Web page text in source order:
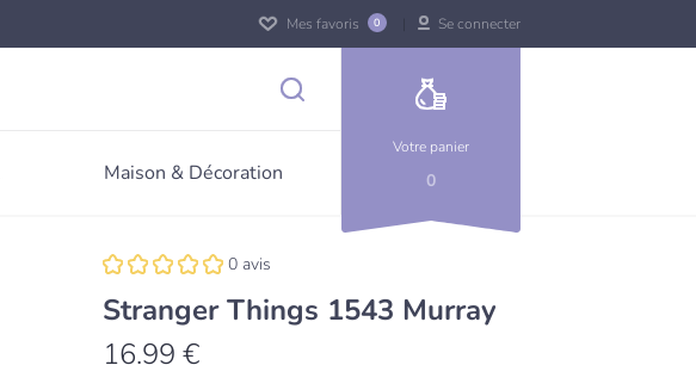
Se connecter
Mes favoris 0
Maison & Décoration
Votre panier
0
0 avis
Stranger Things 1543 Murray
16.99 €